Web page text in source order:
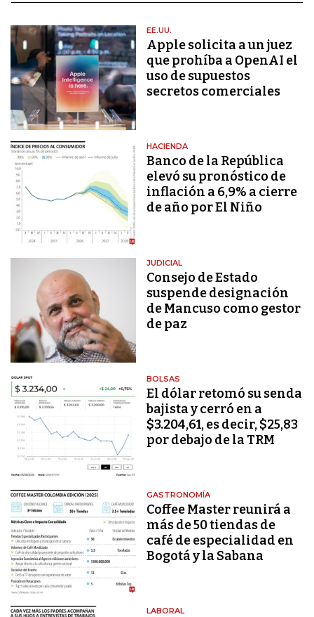
EE.UU.
Apple solicita a un juez
que prohíba a OpenAI el
uso de supuestos
secretos comerciales
HACIENDA
Banco de la República
elevó su pronóstico de
inflación a 6,9% a cierre
de año por El Niño
JUDICIAL
Consejo de Estado
suspende designación
de Mancuso como gestor
de paz
BOLSAS
El dólar retomó su senda
bajista y cerró en a
$3.204,61, es decir, $25,83
por debajo de la TRM
GASTRONOMÍA
Coffee Master reunirá a
más de 50 tiendas de
café de especialidad en
Bogotá y la Sabana
LABORAL